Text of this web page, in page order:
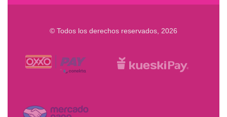
© Todos los derechos reservados, 2026